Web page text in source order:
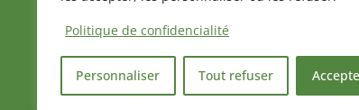
Politique de confidencialité
Personnaliser Tout refuser